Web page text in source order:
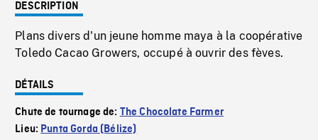
DESCRIPTION
Plans divers d'un jeune homme maya à la coopérative
Toledo Cacao Growers, occupé à ouvrir des fèves.
DÉTAILS
Chute de tournage de: The Chocolate Farmer
Lieu: Punta Gorda (Bélize)